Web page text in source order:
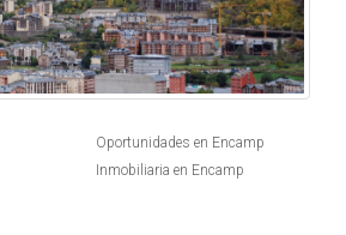
Oportunidades en Encamp
Inmobiliaria en Encamp